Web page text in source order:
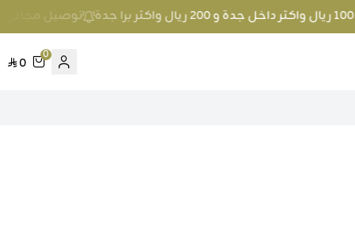
توصيل مجاني عند الطلب بمبلغ 100
0
0